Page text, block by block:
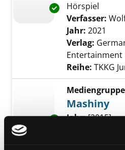
Exemplar-Details
Hörspiel
Verfasser:
Jahr: 2021
Verlag:
Entertainment
Reihe: TKKG
Exemplar-Details
Mashiny
Suche nach
Jahr:[2015]